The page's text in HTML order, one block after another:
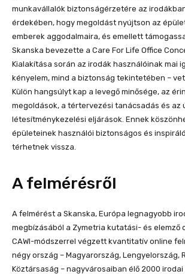
munkavállalók biztonságérzetére az
érdekében, hogy megoldást nyújtson az
emberek aggodalmaira, és emellett
Skanska bevezette a Care For Life Office
Kialakítása során az irodák használóinak mai
kényelem, mind a biztonság tekintetében –
Külön hangsúlyt kap a levegő minősége, az
megoldások, a tértervezési tanácsadás és az
létesítménykezelési eljárások. Ennek
épületeinek használói biztonságos és
térhetnek vissza.
A felmérésről
A felmérést a Skanska, Európa legnagyobb
megbízásából a Zymetria kutatási- és elemző
CAWI-módszerrel végzett kvantitatív online
négy ország – Magyarország, Lengyelország,
Köztársaság – nagyvárosaiban élő 2000